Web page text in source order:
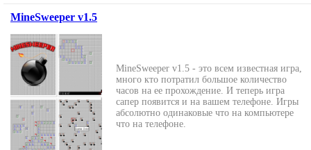
MineSweeper v1.5
MineSweeper v1.5 - это всем известная игра,
много кто потратил большое количество
часов на ее прохождение. И теперь игра
сапер появится и на вашем телефоне. Игры
абсолютно одинаковые что на компьютере
что на телефоне.